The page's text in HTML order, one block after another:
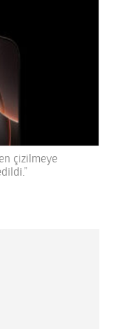
çizilmeye